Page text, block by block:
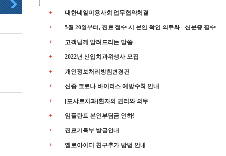
+ 대한네일미용사회 업무협약체결
+ 5월 20일부터, 진료 접수 시 본인 확인 의무화 - 신분증 필수
+ 고객님께 알려드리는 말씀
+ 2022년 신입치과위생사 모집
+ 개인정보처리방침변경건
+ 신종 코로나 바이러스 예방수칙 안내
+ [포샤르치과]환자의 권리와 의무
+ 임플란트 본인부담금 인하!
+ 진료기록부 발급안내
+ 옐로아이디 친구추가 방법 안내